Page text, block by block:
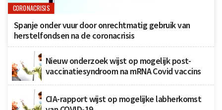
CORONACRISIS
Spanje onder vuur door onrechtmatig gebruik van
herstelfondsen na de coronacrisis
Nieuw onderzoek wijst op mogelijk post-
vaccinatiesyndroom na mRNA Covid vaccins
CIA-rapport wijst op mogelijke labherkomst